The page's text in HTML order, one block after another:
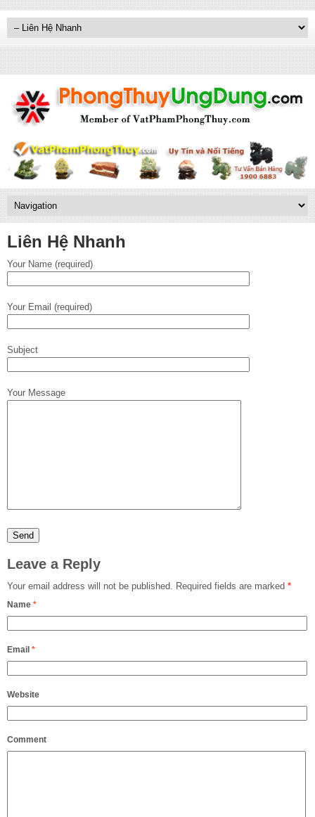
Liên Hệ Nhanh
Your Name (required)
Your Email (required)
Subject
Your Message
Leave a Reply
Your email address will not be published. Required fields are marked *
Name *
Email *
Website
Comment